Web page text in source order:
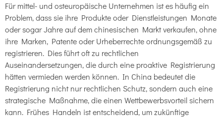
Für mittel- und osteuropäische Unternehmen ist es häufig ein
Problem, dass sie ihre Produkte oder Dienstleistungen Monate
oder sogar Jahre auf dem chinesischen Markt verkaufen, ohne
ihre Marken, Patente oder Urheberrechte ordnungsgemäß zu
registrieren. Dies führt oft zu rechtlichen
Auseinandersetzungen, die durch eine proaktive Registrierung
hätten vermieden werden können. In China bedeutet die
Registrierung nicht nur rechtlichen Schutz, sondern auch eine
strategische Maßnahme, die einen Wettbewerbsvorteil sichern
kann. Frühes Handeln ist entscheidend, um zukünftige